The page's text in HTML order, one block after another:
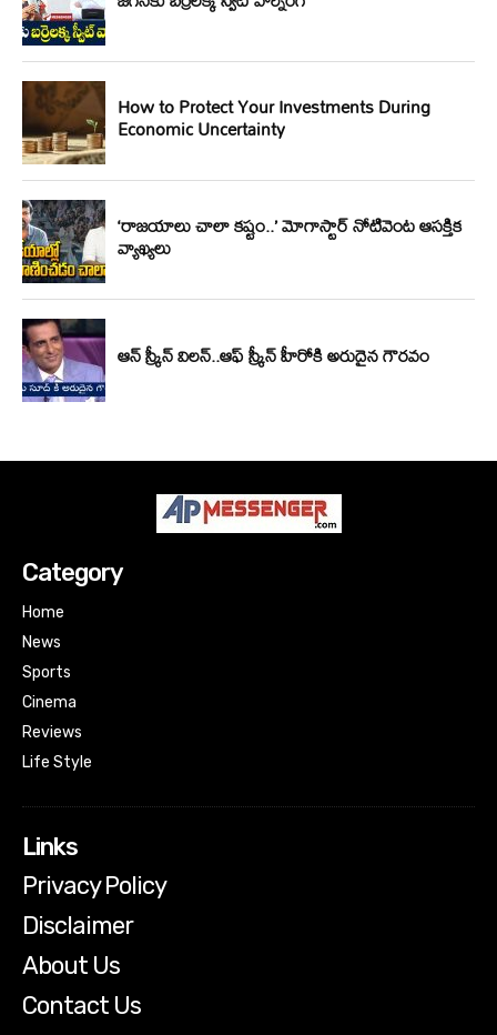
Category
Home
News
Sports
Cinema
Reviews
Life Style
Links
Privacy Policy
Disclaimer
About Us
Contact Us